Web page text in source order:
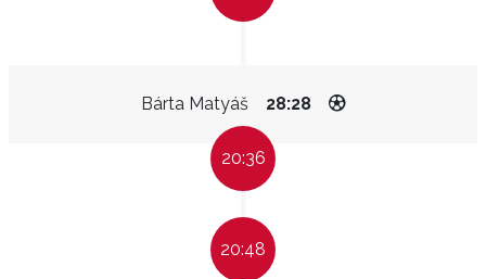
Bárta Matyáš 28:28
20:36
20:48